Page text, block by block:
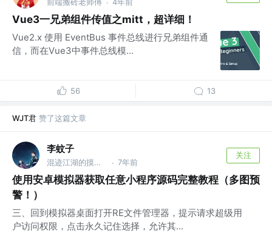
·
Vue3一兄弟组件传值之mitt，超详细！
Vue2.x 使用 EventBus 事件总线进行兄弟组件通
信，而在Vue3中事件总线模...
56 13
WJT君 赞了这篇文章
李蚊子
混迹江湖的摸鱼工程师 · 7年前
关注
使用安卓模拟器获取任意小程序源码完整教程（多图预
警！）
三、回到模拟器桌面打开RE文件管理器，提示请求超级用
户访问权限，点击永久记住选择，允许其...